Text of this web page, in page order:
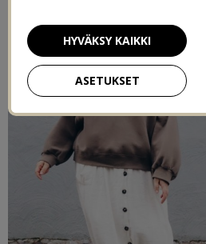
ASETUKSET
HYVÄKSY KAIKKI